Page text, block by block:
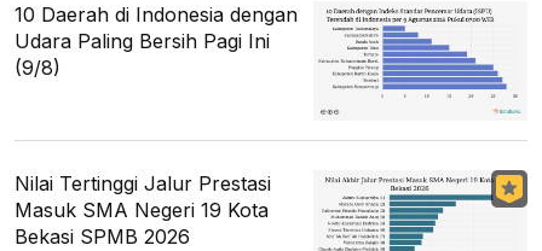
10 Daerah di Indonesia dengan
Udara Paling Bersih Pagi Ini
(9/8)
Nilai Tertinggi Jalur Prestasi
Masuk SMA Negeri 19 Kota
Bekasi SPMB 2026